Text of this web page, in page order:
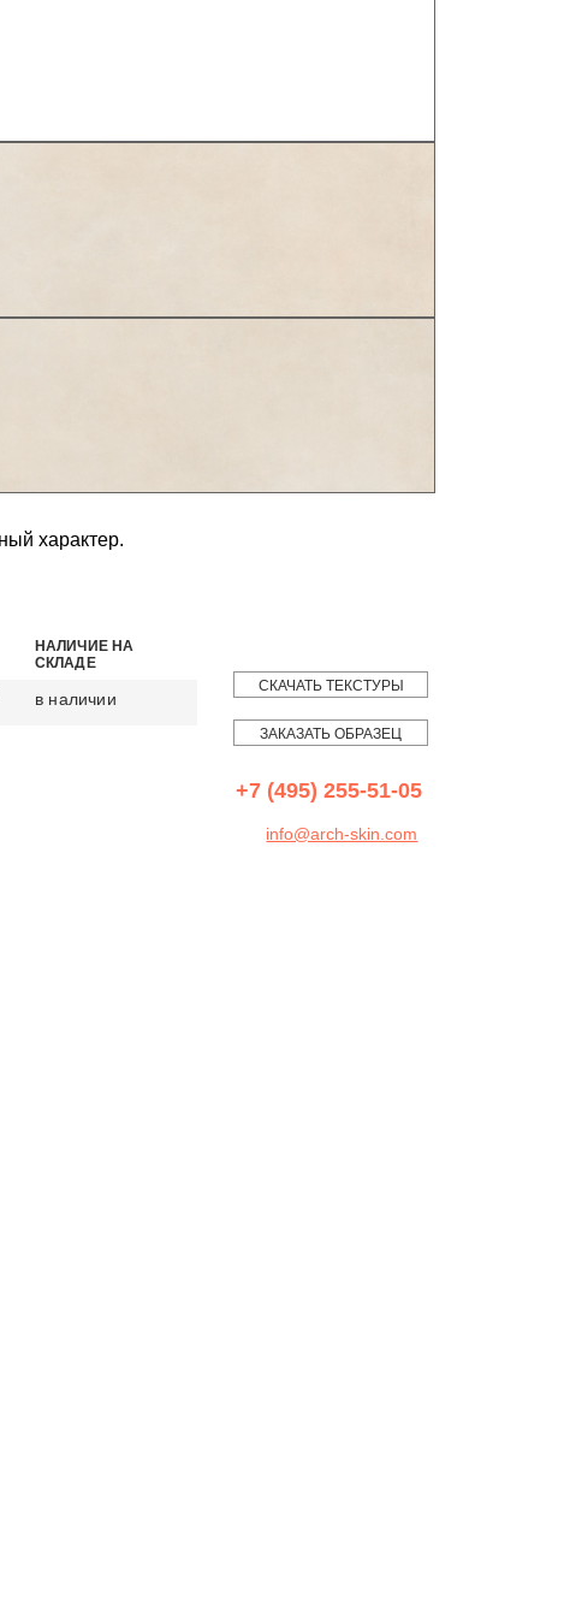
характер.
НАЛИЧИЕ НА
СКЛАДЕ
в наличии
СКАЧАТЬ ТЕКСТУРЫ
ЗАКАЗАТЬ ОБРАЗЕЦ
+7 (495) 255-51-05
info@arch-skin.com